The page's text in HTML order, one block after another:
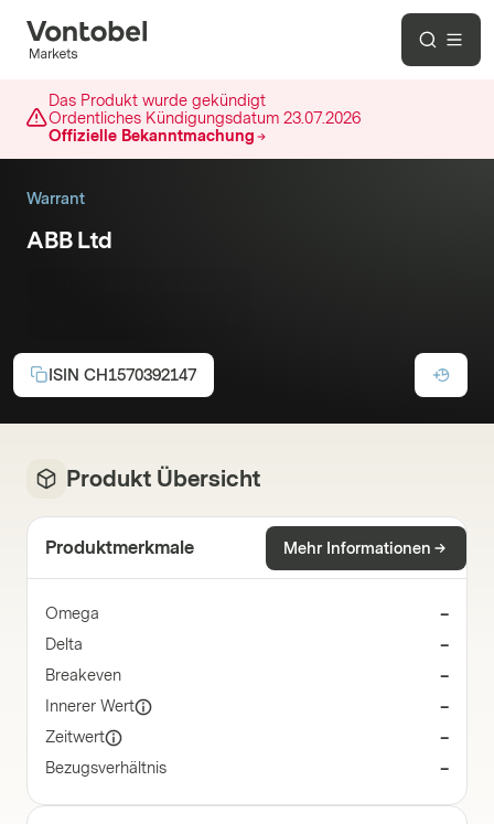
Das Produkt wurde gekündigt
Ordentliches Kündigungsdatum 23.07.2026
Offizielle Bekanntmachung
Warrant
ABB Ltd
ISIN CH1570392147
Produkt Übersicht
Produktmerkmale Mehr Informationen
Omega
–
Delta
–
Breakeven
–
Innerer Wert
–
Zeitwert
–
Bezugsverhältnis
–